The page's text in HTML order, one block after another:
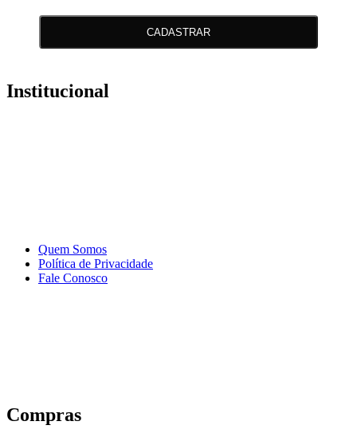
CADASTRAR
Institucional
Quem Somos
Política de Privacidade
Fale Conosco
Compras